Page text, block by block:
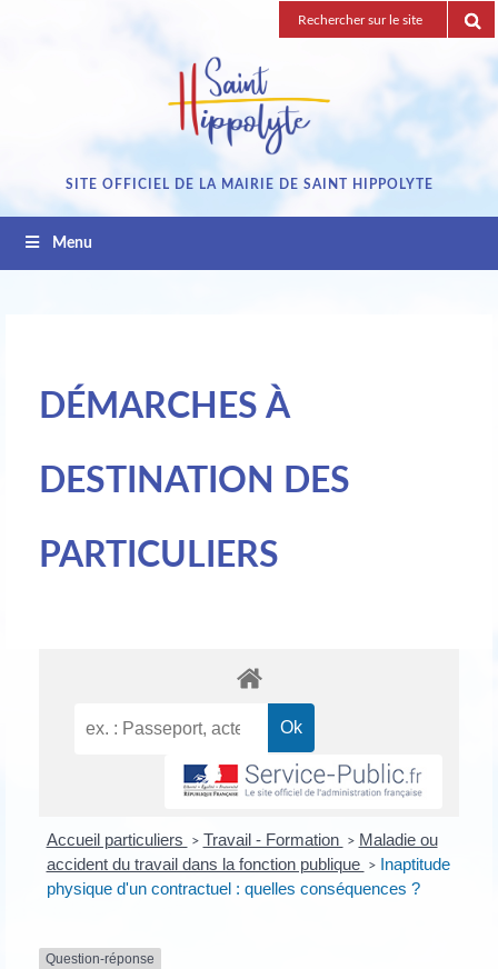
Recherche
pour
SITE OFFICIEL DE LA MAIRIE DE SAINT HIPPOLYTE
Menu
DÉMARCHES À
DESTINATION DES
PARTICULIERS
Accueil particuliers > Travail - Formation > Maladie ou
accident du travail dans la fonction publique
>
Inaptitude
physique d'un contractuel : quelles conséquences ?
Question-réponse